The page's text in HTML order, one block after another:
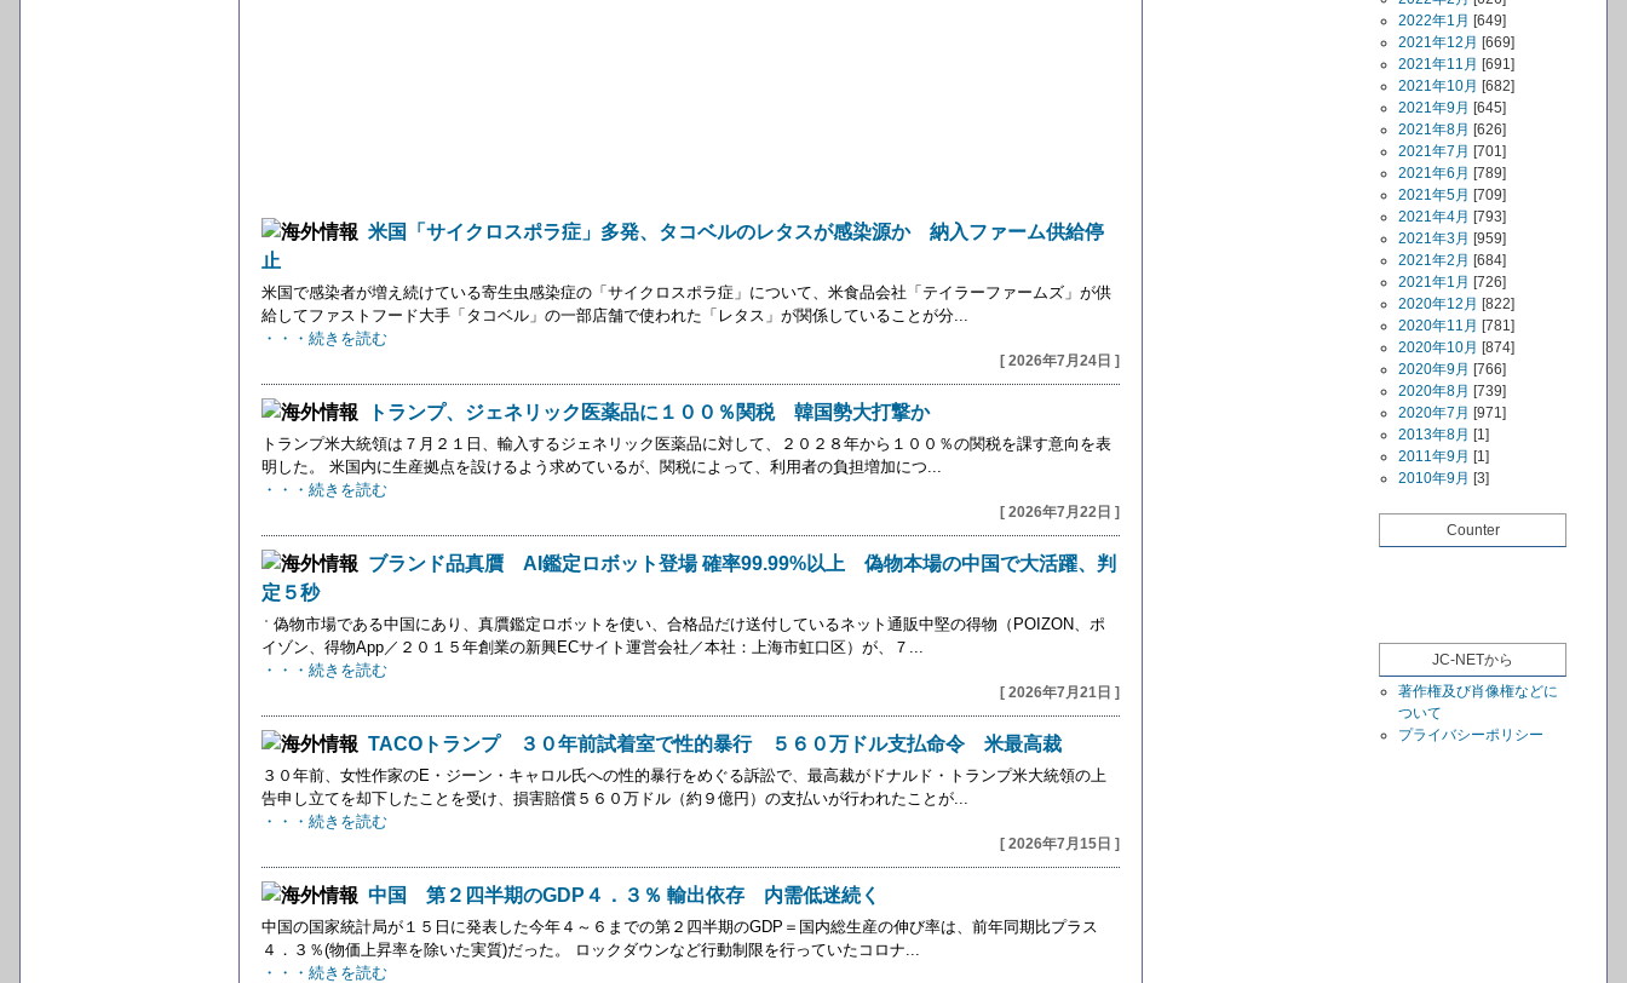
米国「サイクロスポラ症」多発、タコベルのレタスが感染源か 納入ファーム供給停
止
米国で感染者が増え続けている寄生虫感染症の「サイクロスポラ症」について、米食品会社「テイラーファームズ」が供
給してファストフード大手「タコベル」の一部店舗で使われた「レタス」が関係していることが分...
・・・続きを読む
[ 2026年7月24日 ]
トランプ、ジェネリック医薬品に１００％関税 韓国勢大打撃か
トランプ米大統領は７月２１日、輸入するジェネリック医薬品に対して、２０２８年から１００％の関税を課す意向を表
明した。 米国内に生産拠点を設けるよう求めているが、関税によって、利用者の負担増加につ...
・・・続きを読む
[ 2026年7月22日 ]
ブランド品真贋 AI鑑定ロボット登場 確率99.99%以上 偽物本場の中国で大活躍、判
定５秒
偽物市場である中国にあり、真贋鑑定ロボットを使い、合格品だけ送付しているネット通販中堅の得物（POIZON、ポ
イゾン、得物App／２０１５年創業の新興ECサイト運営会社／本社：上海市虹口区）が、７...
・・・続きを読む
[ 2026年7月21日 ]
TACOトランプ ３０年前試着室で性的暴行 ５６０万ドル支払命令 米最高裁
３０年前、女性作家のE・ジーン・キャロル氏への性的暴行をめぐる訴訟で、最高裁がドナルド・トランプ米大統領の上
告申し立てを却下したことを受け、損害賠償５６０万ドル（約９億円）の支払いが行われたことが...
・・・続きを読む
[ 2026年7月15日 ]
中国 第２四半期のGDP４．３％ 輸出依存 内需低迷続く
中国の国家統計局が１５日に発表した今年４～６までの第２四半期のGDP＝国内総生産の伸び率は、前年同期比プラス
４．３％(物価上昇率を除いた実質)だった。 ロックダウンなど行動制限を行っていたコロナ...
・・・続きを読む
2022年1月 [649]
2021年12月 [669]
2021年11月 [691]
2021年10月 [682]
2021年9月 [645]
2021年8月 [626]
2021年7月 [701]
2021年6月 [789]
2021年5月 [709]
2021年4月 [793]
2021年3月 [959]
2021年2月 [684]
2021年1月 [726]
2020年12月 [822]
2020年11月 [781]
2020年10月 [874]
2020年9月 [766]
2020年8月 [739]
2020年7月 [971]
2013年8月 [1]
2011年9月 [1]
2010年9月 [3]
Counter
JC-NETから
著作権及び肖像権などに
ついて
プライバシーポリシー